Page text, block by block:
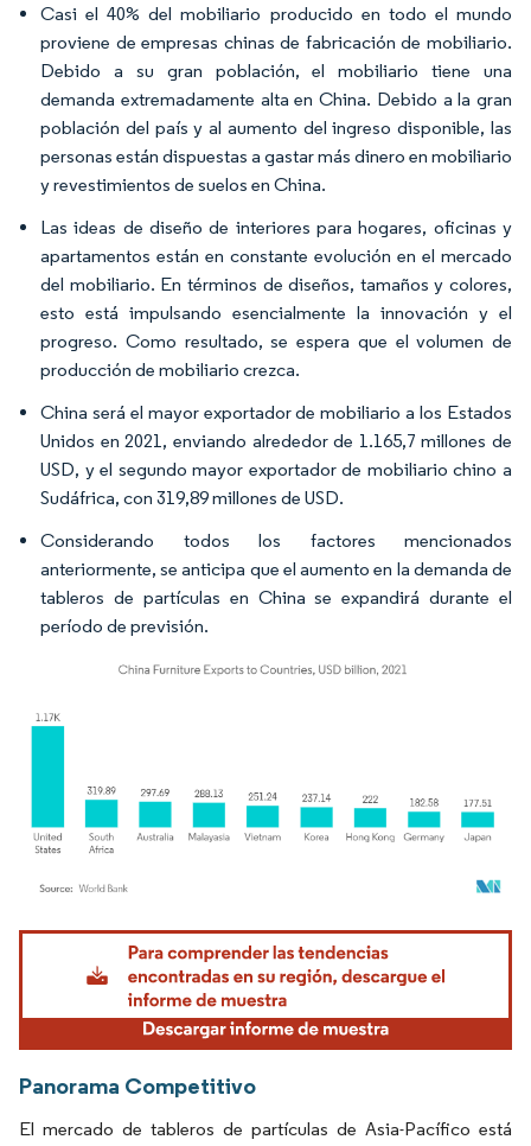
Casi el 40% del mobiliario producido en todo el mundo
proviene de empresas chinas de fabricación de mobiliario.
Debido a su gran población, el mobiliario tiene una
demanda extremadamente alta en China. Debido a la gran
población del país y al aumento del ingreso disponible, las
personas están dispuestas a gastar más dinero en mobiliario
y revestimientos de suelos en China.
Las ideas de diseño de interiores para hogares, oficinas y
apartamentos están en constante evolución en el mercado
del mobiliario. En términos de diseños, tamaños y colores,
esto está impulsando esencialmente la innovación y el
progreso. Como resultado, se espera que el volumen de
producción de mobiliario crezca.
China será el mayor exportador de mobiliario a los Estados
Unidos en 2021, enviando alrededor de 1.165,7 millones de
USD, y el segundo mayor exportador de mobiliario chino a
Sudáfrica, con 319,89 millones de USD.
Considerando todos los factores mencionados
anteriormente, se anticipa que el aumento en la demanda de
tableros de partículas en China se expandirá durante el
período de previsión.
Imagen © Mordor Intelligence. El uso requiere atribución según CC BY 4.0.
Panorama Competitivo
El mercado de tableros de partículas de Asia-Pacífico está